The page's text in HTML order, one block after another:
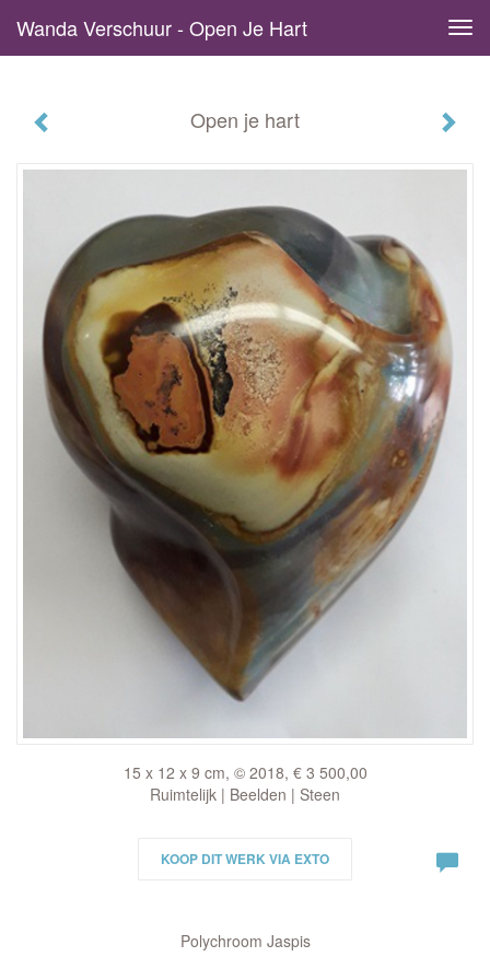
Wanda Verschuur - Open Je Hart
Open je hart
15 x 12 x 9 cm, © 2018, € 3 500,00
Ruimtelijk | Beelden | Steen
KOOP DIT WERK VIA EXTO
Polychroom Jaspis